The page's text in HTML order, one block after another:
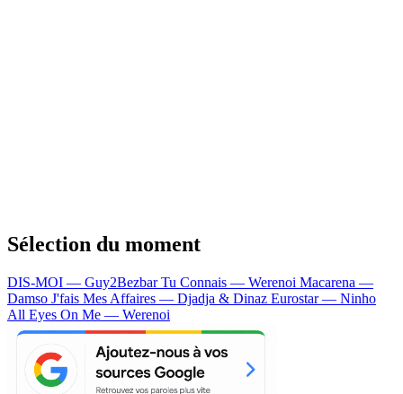
Sélection du moment
DIS-MOI — Guy2BezbarTu Connais — Werenoi Macarena —
Damso J'fais Mes Affaires — Djadja & Dinaz Eurostar — Ninho
All Eyes On Me — Werenoi